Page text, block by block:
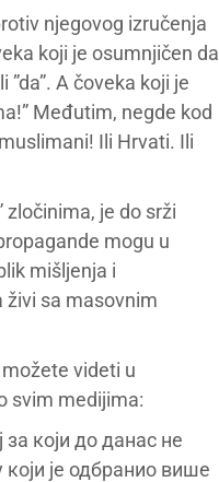
njegovog izručenja
koji je osumnjičen da
A čoveka koji je
Međutim, negde kod
Ili Hrvati. Ili
zločinima, je do srži
mogu u
mišljenja i
živi sa masovnim
videti u
svim medijima:
који до данас не
је одбранио више